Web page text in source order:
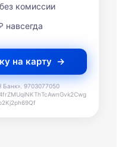
комиссии
навсегда
на карту
9703077050